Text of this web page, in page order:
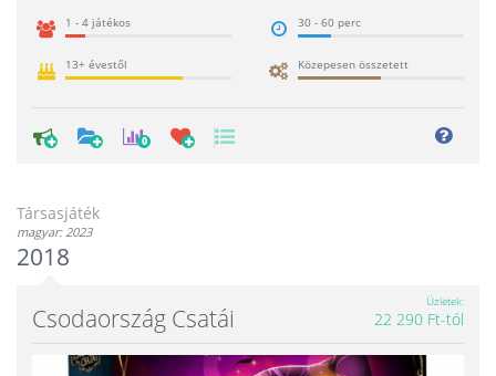
1 - 4 játékos 30 - 60 perc
13+ évestől Közepesen összetett
0
Társasjáték
magyar: 2023
2018
Csodaország Csatái
Üzletek
22 290 Ft-tól